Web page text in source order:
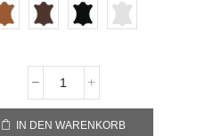
IN DEN WARENKORB